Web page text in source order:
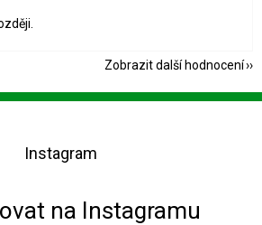
Zobrazit další hodnocení
Instagram
na Instagramu